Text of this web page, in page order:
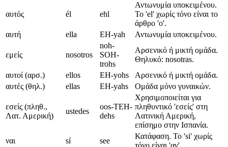
αυτός él ehl
Αντωνυμία υποκειμένου.
Το 'el' χωρίς τόνο είναι το
άρθρο 'ο'.
αυτή
ella EH-yah Αντωνυμία υποκειμένου.
εμείς nosotros
noh-
SOH-
trohs
Αρσενικό ή μικτή ομάδα.
Θηλυκό: nosotras.
αυτοί (αρσ.)
ellos EH-yohs
Αρσενικό ή μικτή ομάδα.
αυτές (θηλ.)
ellas EH-yahs Ομάδα μόνο γυναικών.
εσείς (πληθ.,
Λατ. Αμερική)
ustedes
oos-TEH-
dehs
Χρησιμοποιείται για
πληθυντικό 'εσείς' στη
Λατινική Αμερική,
επίσημο στην Ισπανία.
ναι
sí see
Κατάφαση. Το 'si' χωρίς